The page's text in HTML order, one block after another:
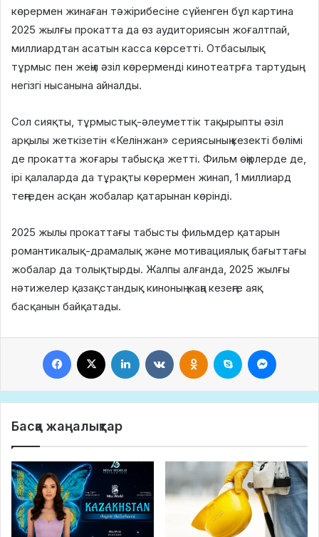
көрермен жинаған тәжірибесіне сүйенген бұл картина
2025 жылғы прокатта да өз аудиториясын жоғалтпай,
миллиардтан асатын касса көрсетті. Отбасылық
тұрмыс пен жеңіл әзіл көрерменді кинотеатрға тартудың
негізгі нысанына айналды.
Сол сияқты, тұрмыстық-әлеуметтік тақырыпты әзіл
арқылы жеткізетін «Келінжан» сериясының кезекті бөлімі
де прокатта жоғары табысқа жетті. Фильм өңірлерде де,
ірі қалаларда да тұрақты көрермен жинап, 1 миллиард
теңгеден асқан жобалар қатарынан көрінді.
2025 жылы прокаттағы табысты фильмдер қатарын
романтикалық-драмалық және мотивациялық бағыттағы
жобалар да толықтырды. Жалпы алғанда, 2025 жылғы
нәтижелер қазақстандық киноның жаңа кезеңге аяқ
басқанын байқатады.
Facebook LinkedIn VKontakteOdnoklassniki
Skype
Басқа жаңалықтар